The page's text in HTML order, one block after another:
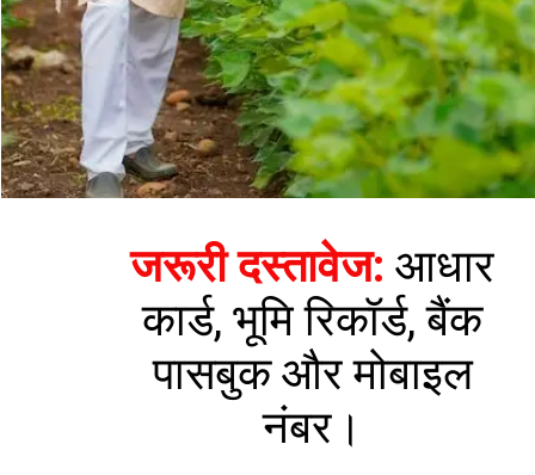
जरूरी दस्तावेज: आधार
कार्ड, भूमि रिकॉर्ड, बैंक
पासबुक और मोबाइल
नंबर।